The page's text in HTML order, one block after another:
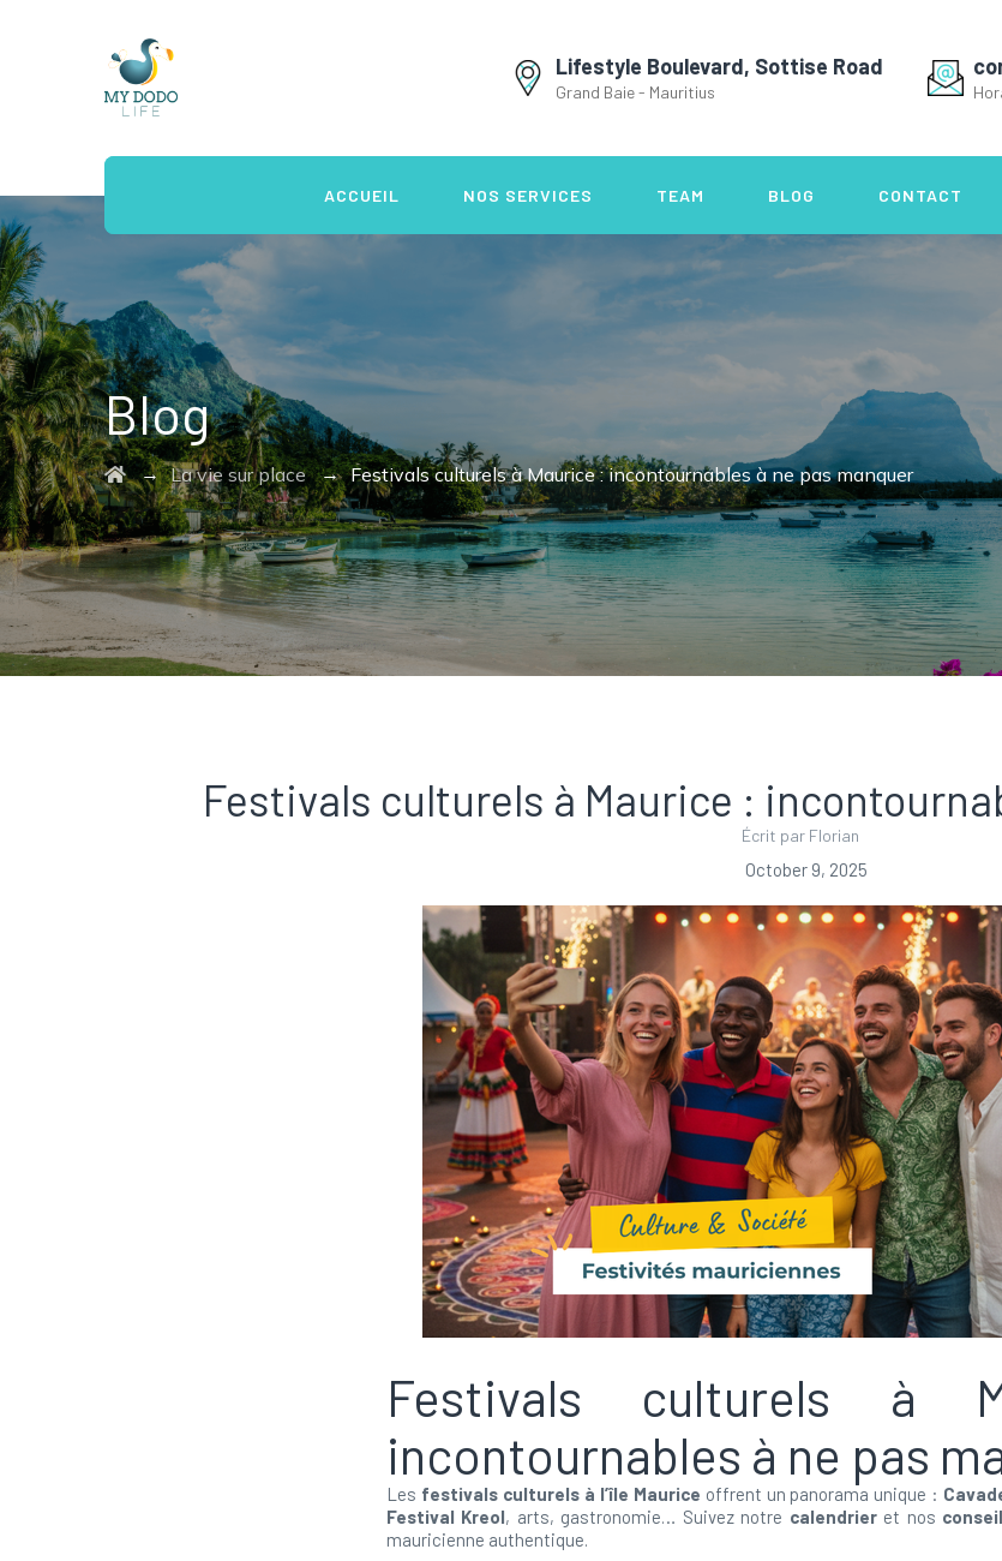
Lifestyle Boulevard, Sottise Road
Grand Baie - Mauritius
ACCUEIL NOS SERVICES TEAM BLOG CONTACT
Blog
→La vie sur place→Festivals culturels à Maurice : incontournables à ne pas manquer
Festivals culturels à Maurice :
Écrit par Florian
October 9, 2025
Festivals culturels à
incontournables à ne pas
Les festivals culturels à l’île Maurice offrent un panorama unique :
Festival Kreol, arts, gastronomie… Suivez notre calendrieret nos
mauricienne authentique.